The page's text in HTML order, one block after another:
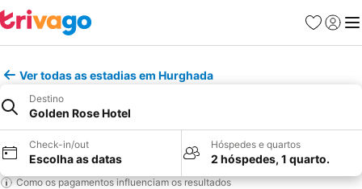
Favoritos
Iniciar
Ver todas as estadias em Hurghada
Destino
Golden Rose Hotel
Check-in/out
Escolha as datas
Hóspedes e quartos
2 hóspedes, 1 quarto.
Como os pagamentos influenciam os resultados